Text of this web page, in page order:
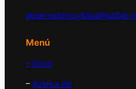
Menú
– Inicio
– Acerca de